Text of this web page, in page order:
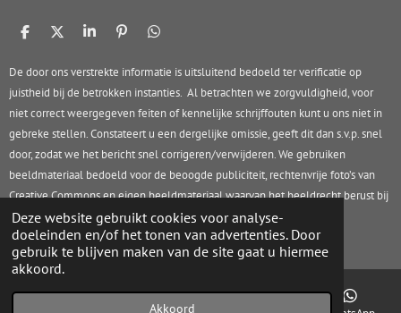
Deze website gebruikt cookies voor analyse-
doeleinden en/of het tonen van advertenties. Door
gebruik te blijven maken van de site gaat u hiermee
akkoord.
Akkoord
D
e
n
D
l
S
a
r
e
P
n
n
e
n
D
e
n
De door ons verstrekte informatie is uitsluitend bedoeld ter verificatie op
juistheid bij de betrokken instanties. Al betrachten we zorgvuldigheid, voor
niet correct weergegeven feiten of kennelijke schrijffouten kunt u ons niet in
gebreke stellen. Constateert u een dergelijke omissie, geeft dit dan s.v.p. snel
door, zodat we het bericht snel corrigeren/verwijderen. We gebruiken
beeldmateriaal bedoeld voor de beoogde publiciteit, rechtenvrije foto’s van
Creative Commons en eigen beeldmateriaal waarvan het beeldrecht berust bij
Rob Stolk Concepts.
© 2017 - 2026 HIJM.info